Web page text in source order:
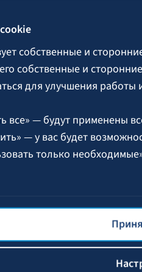
собственные и
его собственные и
для улучшения работы
все» — будут применены
— у вас будет
только
об управлении
25, Рига, LV-1013, Латвия.